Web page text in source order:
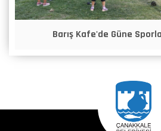
Barış Kafe'de Güne